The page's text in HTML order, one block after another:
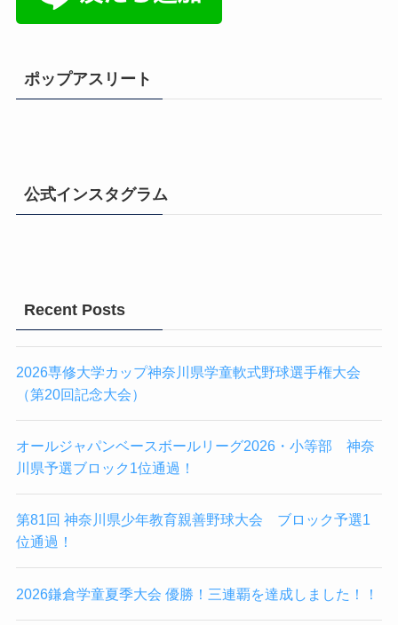
ポップアスリート
公式インスタグラム
Recent Posts
2026専修大学カップ神奈川県学童軟式野球選手権大会
（第20回記念大会）
オールジャパンベースボールリーグ2026・小等部 神奈
川県予選ブロック1位通過！
第81回 神奈川県少年教育親善野球大会 ブロック予選1
位通過！
2026鎌倉学童夏季大会 優勝！三連覇を達成しました！！